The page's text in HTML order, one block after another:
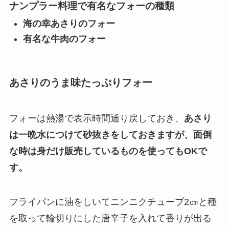
ナンプラー料理で有名なフォーの種類
海の幸あさりのフォー
有名な牛肉のフォー
あさりのうま味たっぷりフォー
フォーは熱湯で表示時間通り戻しておき、 あさり
は一晩水につけて砂抜きをしておきますが、面倒
な時は身だけ販売しているものを使ってもOKで
す。
フライパンに油をしいてニンニクチューブ2㎝と種
を取って輪切りにした唐辛子を入れて香りが出る